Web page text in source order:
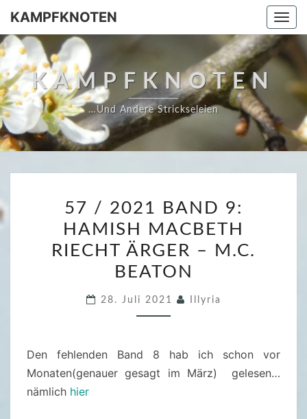
Skip
content
KAMPFKNOTEN
KAMPFKNOTEN
…und Andere Strickseleien
7
/
2
0
1
N
D
57 / 2021 BAND 9:
HAMISH MACBETH
RIECHT ÄRGER – M.C.
BEATON
28. Juli 2021 Illyria
Den fehlenden Band 8 hab ich schon vor
Monaten(genauer gesagt im März) gelesen…
nämlich hier